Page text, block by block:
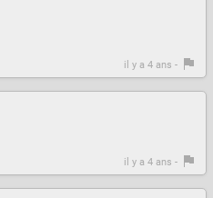
il y a 4 ans -
il y a 4 ans -